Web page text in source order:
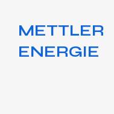
METTLER
ENERGIE